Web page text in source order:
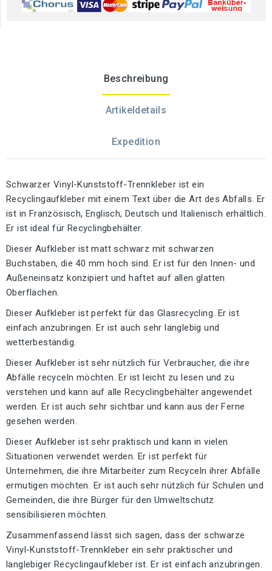
Beschreibung
Artikeldetails
Expedition
Schwarzer Vinyl-Kunststoff-Trennkleber ist ein
Recyclingaufkleber mit einem Text über die Art des Abfalls. Er
ist in Französisch, Englisch, Deutsch und Italienisch erhältlich.
Er ist ideal für Recyclingbehälter.
Dieser Aufkleber ist matt schwarz mit schwarzen
Buchstaben, die 40 mm hoch sind. Er ist für den Innen- und
Außeneinsatz konzipiert und haftet auf allen glatten
Oberflächen.
Dieser Aufkleber ist perfekt für das Glasrecycling. Er ist
einfach anzubringen. Er ist auch sehr langlebig und
wetterbeständig.
Dieser Aufkleber ist sehr nützlich für Verbraucher, die ihre
Abfälle recyceln möchten. Er ist leicht zu lesen und zu
verstehen und kann auf alle Recyclingbehälter angewendet
werden. Er ist auch sehr sichtbar und kann aus der Ferne
gesehen werden.
Dieser Aufkleber ist sehr praktisch und kann in vielen
Situationen verwendet werden. Er ist perfekt für
Unternehmen, die ihre Mitarbeiter zum Recyceln ihrer Abfälle
ermutigen möchten. Er ist auch sehr nützlich für Schulen und
Gemeinden, die ihre Bürger für den Umweltschutz
sensibilisieren möchten.
Zusammenfassend lässt sich sagen, dass der schwarze
Vinyl-Kunststoff-Trennkleber ein sehr praktischer und
langlebiger Recyclingaufkleber ist. Er ist einfach anzubringen.